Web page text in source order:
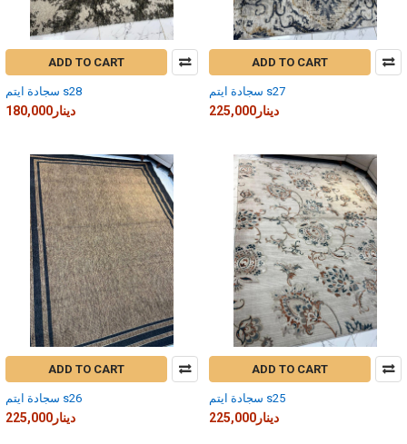
ADD TO CART
سجادة ايتم s28
180,000دينار
ADD TO CART
سجادة ايتم s27
225,000دينار
ADD TO CART
سجادة ايتم s26
225,000دينار
ADD TO CART
سجادة ايتم s25
225,000دينار